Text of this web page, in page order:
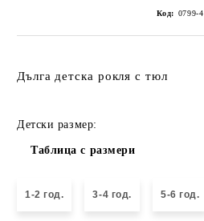
Код: 0799-4
Дълга детска рокля с тюл
Детски размер:
Таблица с размери
1-2 год. 3-4 год. 5-6 год.